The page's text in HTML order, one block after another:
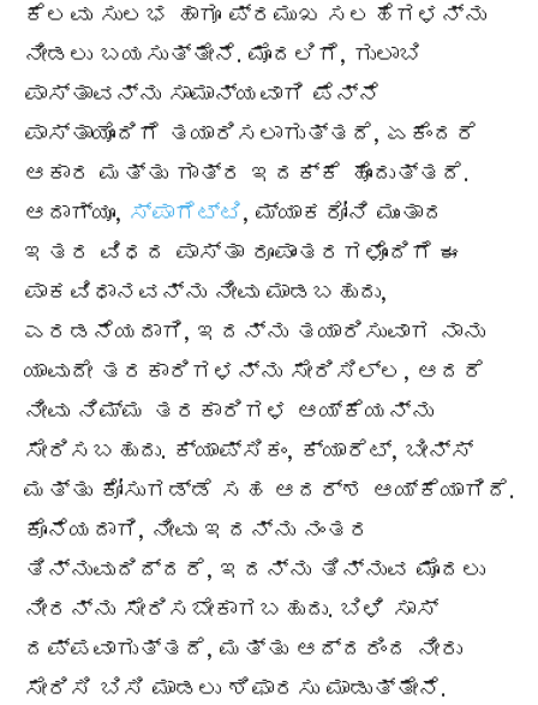
ಕೆಲವು ಸುಲಭ ಹಾಗೂ ಪ್ರಮುಖ ಸಲಹೆಗಳನ್ನು
ನೀಡಲು ಬಯಸುತ್ತೇನೆ. ಮೊದಲಿಗೆ, ಗುಲಾಬಿ
ಪಾಸ್ತಾವನ್ನು ಸಾಮಾನ್ಯವಾಗಿ ಪೆನ್ನೆ
ಪಾಸ್ತಾಯೊಂದಿಗೆ ತಯಾರಿಸಲಾಗುತ್ತದೆ, ಏಕೆಂದರೆ
ಆಕಾರ ಮತ್ತು ಗಾತ್ರ ಇದಕ್ಕೆ ಹೊಂದುತ್ತದೆ.
ಆದಾಗ್ಯೂ, ಸ್ಪಾಗೆಟ್ಟಿ, ಮ್ಯಾಕರೋನಿ ಮುಂತಾದ
ಇತರ ವಿಧದ ಪಾಸ್ತಾ ರೂಪಾಂತರಗಳೊಂದಿಗೆ ಈ
ಪಾಕವಿಧಾನವನ್ನು ನೀವು ಮಾಡಬಹುದು,
ಎರಡನೆಯದಾಗಿ, ಇದನ್ನು ತಯಾರಿಸುವಾಗ ನಾನು
ಯಾವುದೇ ತರಕಾರಿಗಳನ್ನು ಸೇರಿಸಿಲ್ಲ, ಆದರೆ
ನೀವು ನಿಮ್ಮ ತರಕಾರಿಗಳ ಆಯ್ಕೆಯನ್ನು
ಸೇರಿಸಬಹುದು. ಕ್ಯಾಪ್ಸಿಕಂ, ಕ್ಯಾರೆಟ್, ಬೀನ್ಸ್
ಮತ್ತು ಕೋಸುಗಡ್ಡೆ ಸಹ ಆದರ್ಶ ಆಯ್ಕೆಯಾಗಿದೆ.
ಕೊನೆಯದಾಗಿ, ನೀವು ಇದನ್ನು ನಂತರ
ತಿನ್ನುವುದಿದ್ದರೆ, ಇದನ್ನು ತಿನ್ನುವ ಮೊದಲು
ನೀರನ್ನು ಸೇರಿಸಬೇಕಾಗಬಹುದು. ಬಿಳಿ ಸಾಸ್
ದಪ್ಪವಾಗುತ್ತದೆ, ಮತ್ತು ಆದ್ದರಿಂದ ನೀರು
ಸೇರಿಸಿ ಬಿಸಿ ಮಾಡಲು ಶಿಫಾರಸು ಮಾಡುತ್ತೇನೆ.